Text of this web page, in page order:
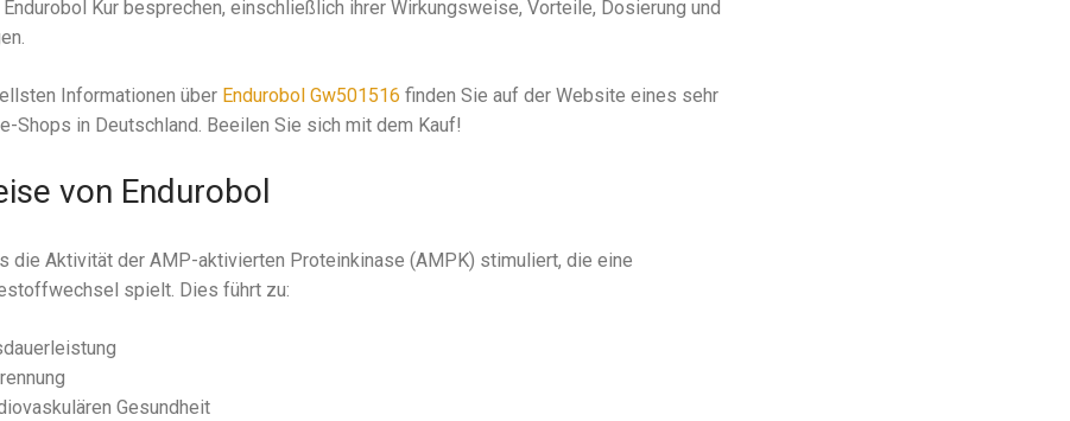
Kur besprechen, einschließlich ihrer Wirkungsweise, Vorteile, Dosierung und
Informationen über Endurobol Gw501516 finden Sie auf der Website eines sehr
Shops in Deutschland. Beeilen Sie sich mit dem Kauf!
von Endurobol
die Aktivität der AMP-aktivierten Proteinkinase (AMPK) stimuliert, die eine
spielt. Dies führt zu:
Gesundheit